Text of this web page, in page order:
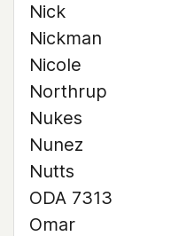
Nick
Nickman
Nicole
Northrup
Nukes
Nunez
Nutts
ODA 7313
Omar